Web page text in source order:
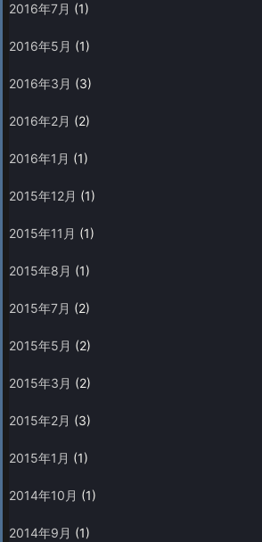
2016年7月 (1)
2016年5月 (1)
2016年3月 (3)
2016年2月 (2)
2016年1月 (1)
2015年12月 (1)
2015年11月 (1)
2015年8月 (1)
2015年7月 (2)
2015年5月 (2)
2015年3月 (2)
2015年2月 (3)
2015年1月 (1)
2014年10月 (1)
2014年9月 (1)